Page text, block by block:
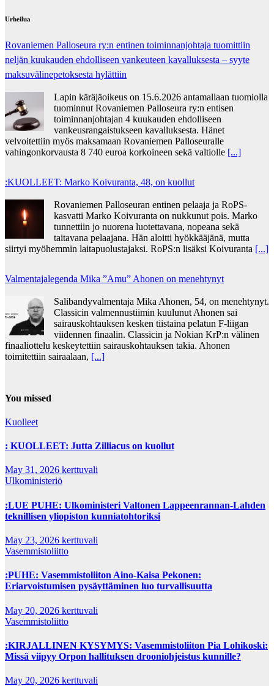
Urheilua
Rovaniemen Palloseura ry:n entinen toiminnanjohtaja tuo­mit­tiin
neljän kuu­kau­den eh­dol­li­seen van­keu­teen ka­val­luk­ses­ta – syyte
mak­su­vä­li­ne­pe­tok­ses­ta hy­lät­tiin
Lapin käräjäoikeus on 15.6.2026 antamallaan tuomiolla
tuominnut Rovaniemen Palloseura ry:n entisen
toiminnanjohtajan 4 kuukauden ehdolliseen
vankeusrangaistukseen kavalluksesta. Hänet
velvoitettiin myös maksamaan Rovaniemen Palloseuralle
vahingonkorvausta 8 740 euroa korkoineen sekä valtiolle [...]
:KUOLLEET: Marko Koivuranta, 48, on kuollut
Rovaniemen Palloseuran entinen pelaaja ja RoPS-
kasvatti Marko Koivuranta on nukkunut pois. Marko
tunnettiin jo nuorena luotettavana, nopeana sekä
taitavana pelaajana. Hän aloitti hyökkääjänä, mutta
siirtyi myöhemmin laitapuolustajaksi. RoPS:n lisäksi Koivuranta [...]
Valmentajalegenda Mika ”Amu” Ahonen on menehtynyt
Salibandyvalmentaja Mika Ahonen, 54, on menehtynyt.
Classicin valmennustiimin kuulunut Ahonen sai
sairauskohtauksen kesken tiistaina pelatun F-liigan
viidennen finaalin. Classicin ja Nokian KrP:n välinen
finaaliottelu keskeytettiin sairauskohtauksen takia. Ahonen
toimitettiin sairaalaan, [...]
You missed
Kuolleet
: KUOLLEET: Jutta Zilliacus on kuollut
May 31, 2026 kerttuvali
Ulkoministeriö
:LUE PUHE: Ulkoministeri Valtonen Lappeenrannan-Lahden
teknillisen yliopiston kunniatohtoriksi
May 23, 2026 kerttuvali
Vasemmistoliitto
:PUHE: Vasemmistoliiton Aino-Kaisa Pekonen:
Eriarvoistumisen pysäyttäminen luo turvallisuutta
May 20, 2026 kerttuvali
Vasemmistoliitto
:KIRJALLINEN KYSYMYS: Vasemmistoliiton Pia Lohikoski:
Missä viipyy Orpon hallituksen drooniohjeistus kunnille?
May 20, 2026 kerttuvali